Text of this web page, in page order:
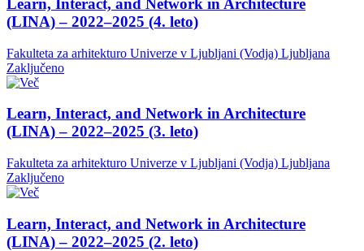
Learn, Interact, and Network in Architecture
(LINA) – 2022–2025 (4. leto)
Fakulteta za arhitekturo Univerze v Ljubljani (Vodja) Ljubljana
Zaključeno
Learn, Interact, and Network in Architecture
(LINA) – 2022–2025 (3. leto)
Fakulteta za arhitekturo Univerze v Ljubljani (Vodja) Ljubljana
Zaključeno
Learn, Interact, and Network in Architecture
(LINA) – 2022–2025 (2. leto)